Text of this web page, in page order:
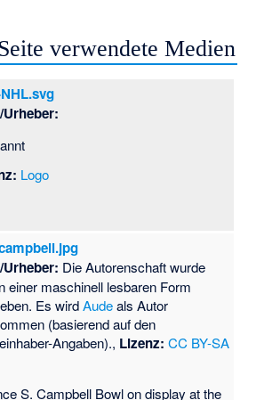
verwendete Medien
Logo
Die Autorenschaft wurde
einer maschinell lesbaren Form
Es wirdAudeals Autor
(basierend auf den
Angaben)., Lizenz: CC BY-SA
S. Campbell Bowl on display at the